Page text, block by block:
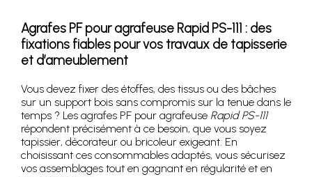
Agrafes PF pour agrafeuse Rapid PS-111 : des
fixations fiables pour vos travaux de tapisserie
et d’ameublement
Vous devez fixer des étoffes, des tissus ou des bâches
sur un support bois sans compromis sur la tenue dans le
temps ? Les agrafes PF pour agrafeuse Rapid PS-111
répondent précisément à ce besoin, que vous soyez
tapissier, décorateur ou bricoleur exigeant. En
choisissant ces consommables adaptés, vous sécurisez
vos assemblages tout en gagnant en régularité et en